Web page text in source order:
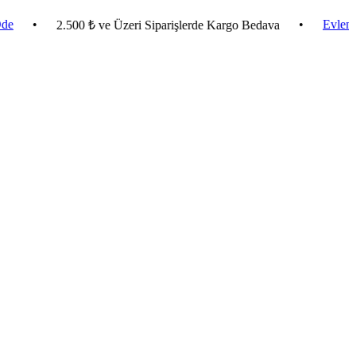
2.500 ₺ ve Üzeri Siparişlerde Kargo Bedava • Evlendiren